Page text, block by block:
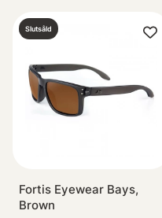
Slutsåld
Fortis Eyewear Bays,
Brown